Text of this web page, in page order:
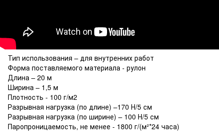
Тип использования – для внутренних работ
Форма поставляемого материала - рулон
Длина – 20 м
Ширина – 1,5 м
Плотность - 100 г/м2
Разрывная нагрузка (по длине) –170 Н/5 см
Разрывная нагрузка (по ширине) – 100 Н/5 см
Паропроницаемость, не менее - 1800 г/(м²*24 часа)